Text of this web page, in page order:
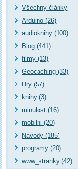
Všechny články
Arduino (26)
audioknihy (100)
Blog (441)
filmy (13)
Geocaching (33)
Hry (57)
knihy (3)
minulost (16)
mobilni (20)
Navody (185)
programy (20)
www_stranky (42)